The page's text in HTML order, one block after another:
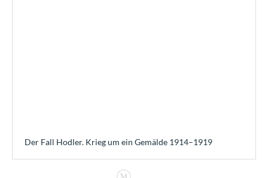
Der Fall Hodler. Krieg um ein Gemälde 1914–1919